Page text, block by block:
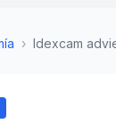
› Idexcam